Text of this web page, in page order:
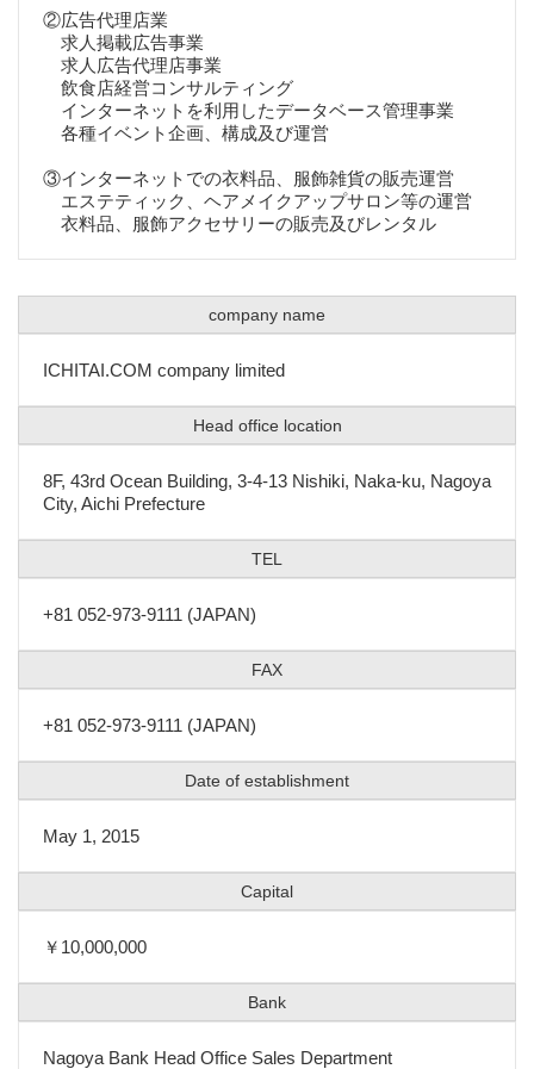
②広告代理店業
求人掲載広告事業
求人広告代理店事業
飲食店経営コンサルティング
インターネットを利用したデータベース管理事業
各種イベント企画、構成及び運営
③インターネットでの衣料品、服飾雑貨の販売運営
エステティック、ヘアメイクアップサロン等の運営
衣料品、服飾アクセサリーの販売及びレンタル
company name
ICHITAI.COM company limited
Head office location
8F, 43rd Ocean Building, 3-4-13 Nishiki, Naka-ku, Nagoya
City, Aichi Prefecture
TEL
+81 052-973-9111 (JAPAN)
FAX
+81 052-973-9111 (JAPAN)
Date of establishment
May 1, 2015
Capital
￥10,000,000
Bank
Nagoya Bank Head Office Sales Department